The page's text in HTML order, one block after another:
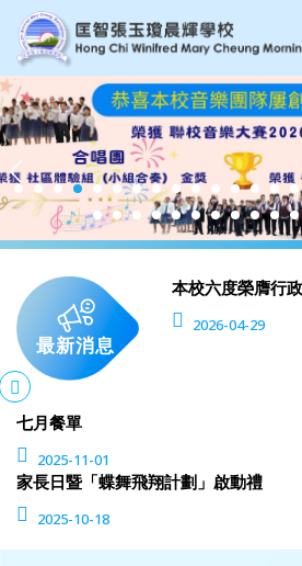
最新消息
本校六度榮膺行
2026-04-29
七月餐單
2025-11-01
家長日暨「蝶舞飛翔計劃」啟動禮
2025-10-18